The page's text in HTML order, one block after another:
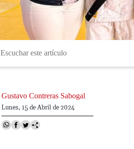
Escuchar este artículo
Gustavo Contreras Sabogal
Lunes, 15 de Abril de 2024